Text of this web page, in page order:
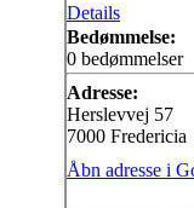
Details
Bedømmelse:
0 bedømmelser
Adresse:
Herslevvej 57
7000 Fredericia
Åbn adresse i